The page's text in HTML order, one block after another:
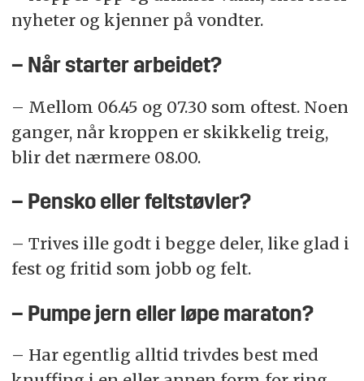
nyheter og kjenner på vondter.
– Når starter arbeidet?
– Mellom 06.45 og 07.30 som oftest. Noen
ganger, når kroppen er skikkelig treig,
blir det nærmere 08.00.
– Pensko eller feltstøvler?
– Trives ille godt i begge deler, like glad i
fest og fritid som jobb og felt.
– Pumpe jern eller løpe maraton?
– Har egentlig alltid trivdes best med